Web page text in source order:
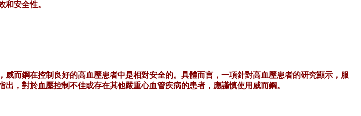
和安全性。
而鋼在控制良好的高血壓患者中是相對安全的。具體而言，一項針對高血壓患者的研究顯示，服
，對於血壓控制不佳或存在其他嚴重心血管疾病的患者，應謹慎使用威而鋼。